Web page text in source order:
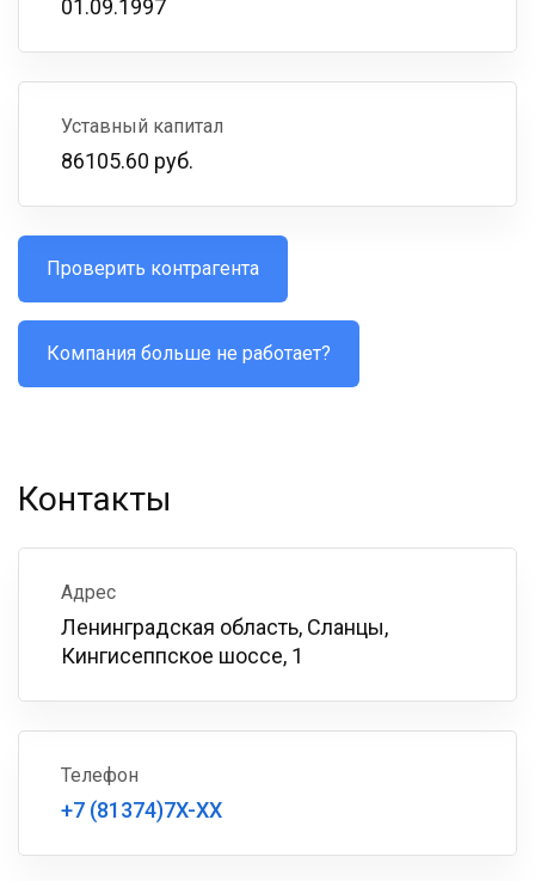
01.09.1997
Уставный капитал
86105.60 руб.
Проверить контрагента
Компания больше не работает?
Контакты
Адрес
Ленинградская область, Сланцы,
Кингисеппское шоссе, 1
Телефон
+7 (81374)7X-XX